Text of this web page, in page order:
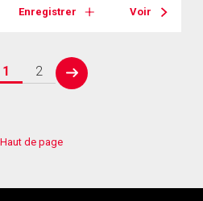
Enregistrer Voir
1 2
next
Haut de page